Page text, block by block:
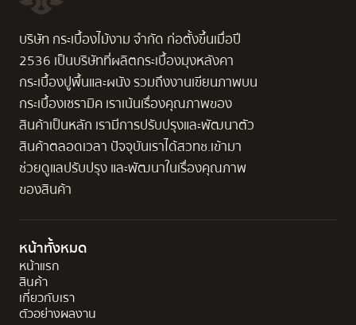
บริษัท กระเบื้องไม้งาม จำกัด ก่อตั้งขึ้นเมื่อปี
2536 เป็นบริษัทที่ผลิตกระเบื้องมุงหลังคา
กระเบื้องปูพื้นและผนัง รวมถึงงานเขียนภาพบน
กระเบื้องเซรามิค เราเน้นเรื่องคุณภาพของ
สินค้าเป็นหลัก เรามีการปรับปรุงและพัฒนาตัว
สินค้าตลอดเวลา ปัจจุบันเราได้สวทช.เข้ามา
ช่วยดูแลปรับปรุง และพัฒนาในเรื่องคุณภาพ
ของสินค้า
หน้าทั้งหมด
หน้าแรก
สินค้า
เกี่ยวกับเรา
ตัวอย่างผลงาน